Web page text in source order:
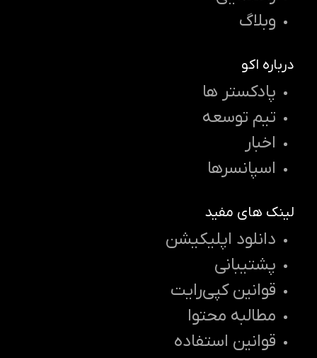
وبلاگ
درباره اکو
پادکستر ها
تیم توسعه
اخبار
اسپانسرها
لینک های مفید
دانلود اپلیکیشن
پشتیبانی
قوانین کپی‌رایت
مطالبه محتوا
قوانین استفاده